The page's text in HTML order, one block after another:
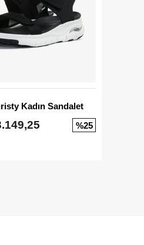
Kadın Sandalet
%25